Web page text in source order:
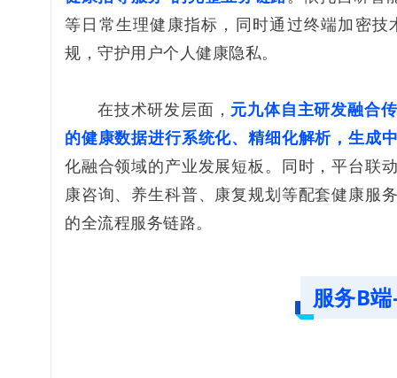
等日常生理健康指标，同时通过终端加密
规，守护用户个人健康隐私。
在技术研发层面， 元九体自主研发融合
的健康数据进行系统化、精细化解析，生成
化融合领域的产业发展短板。同时，平台联
康咨询、养生科普、康复规划等配套健康服
的全流程服务链路。
服务B